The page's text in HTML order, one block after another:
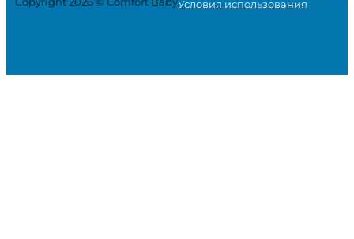
Условия использования